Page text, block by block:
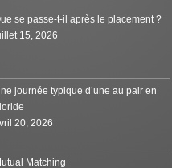
se passe-t-il après le placement ?
15, 2026
journée typique d’une au pair en
20, 2026
Matching